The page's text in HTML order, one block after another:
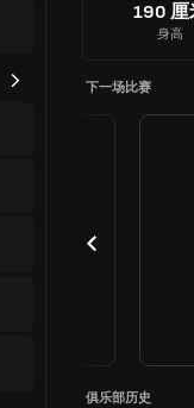
190 厘
身高
下一场比赛
俱乐部历史